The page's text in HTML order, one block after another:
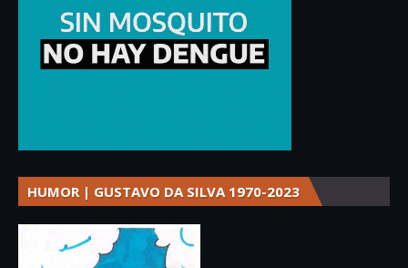
HUMOR | GUSTAVO DA SILVA 1970-2023